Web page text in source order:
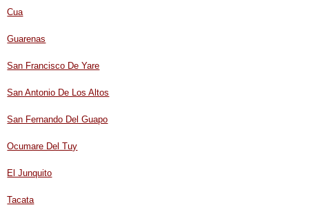
Cua
Guarenas
San Francisco De Yare
San Antonio De Los Altos
San Fernando Del Guapo
Ocumare Del Tuy
El Junquito
Tacata